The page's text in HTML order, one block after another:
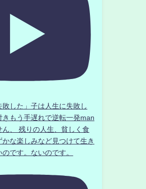
敗した」子は人生に失敗し
きもう手遅れで逆転一発man
ん、 残りの人生、貧しく食
かな楽しみなど見つけて生き
です。ないのです。